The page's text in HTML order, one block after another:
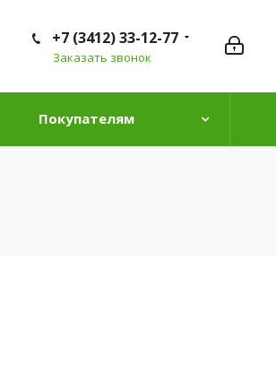
+7 (3412) 33-12-77
Заказать звонок
Покупателям